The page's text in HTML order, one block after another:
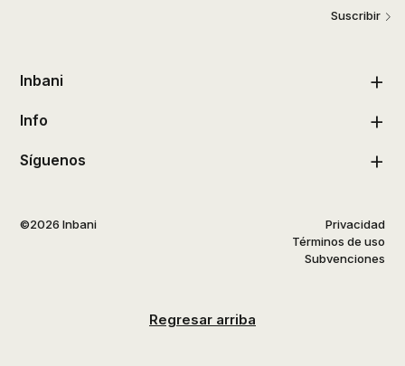
Suscribir
Inbani
Info
Síguenos
©2026 Inbani
Privacidad
Términos de uso
Subvenciones
Regresar arriba